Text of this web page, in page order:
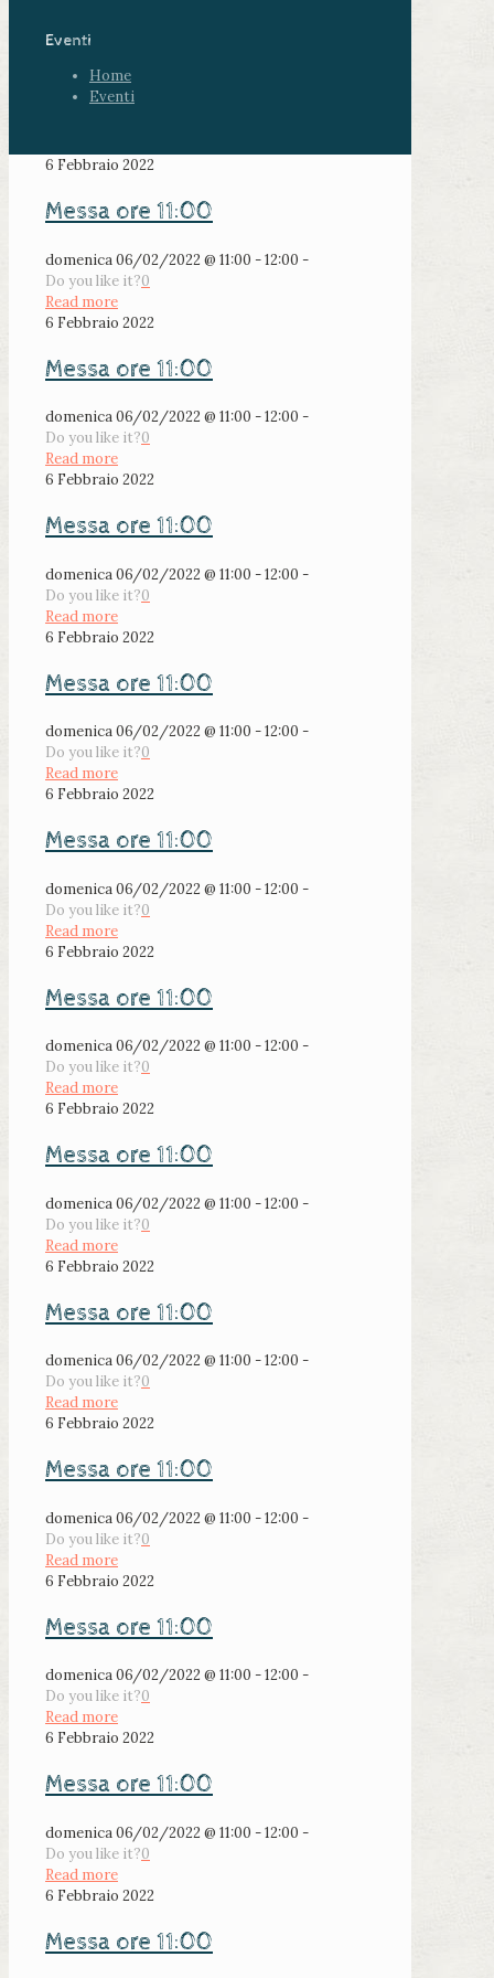
Eventi
Home
Eventi
6 Febbraio 2022
Messa ore 11:00
domenica 06/02/2022 @ 11:00 - 12:00 -
Do you like it?0
Read more
6 Febbraio 2022
Messa ore 11:00
domenica 06/02/2022 @ 11:00 - 12:00 -
Do you like it?0
Read more
6 Febbraio 2022
Messa ore 11:00
domenica 06/02/2022 @ 11:00 - 12:00 -
Do you like it?0
Read more
6 Febbraio 2022
Messa ore 11:00
domenica 06/02/2022 @ 11:00 - 12:00 -
Do you like it?0
Read more
6 Febbraio 2022
Messa ore 11:00
domenica 06/02/2022 @ 11:00 - 12:00 -
Do you like it?0
Read more
6 Febbraio 2022
Messa ore 11:00
domenica 06/02/2022 @ 11:00 - 12:00 -
Do you like it?0
Read more
6 Febbraio 2022
Messa ore 11:00
domenica 06/02/2022 @ 11:00 - 12:00 -
Do you like it?0
Read more
6 Febbraio 2022
Messa ore 11:00
domenica 06/02/2022 @ 11:00 - 12:00 -
Do you like it?0
Read more
6 Febbraio 2022
Messa ore 11:00
domenica 06/02/2022 @ 11:00 - 12:00 -
Do you like it?0
Read more
6 Febbraio 2022
Messa ore 11:00
domenica 06/02/2022 @ 11:00 - 12:00 -
Do you like it?0
Read more
6 Febbraio 2022
Messa ore 11:00
domenica 06/02/2022 @ 11:00 - 12:00 -
Do you like it?0
Read more
6 Febbraio 2022
Messa ore 11:00